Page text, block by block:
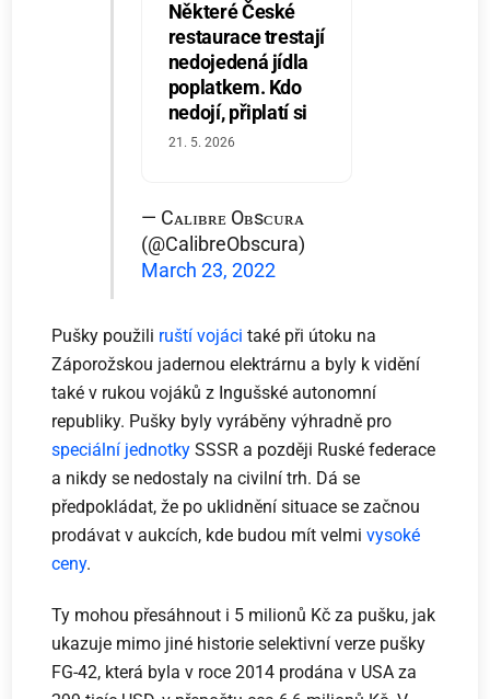
Některé České
restaurace trestají
nedojedená jídla
poplatkem. Kdo
nedojí, připlatí si
21. 5. 2026
— Cᴀʟɪʙʀᴇ Oʙsᴄᴜʀᴀ
(@CalibreObscura)
March 23, 2022
Pušky použili ruští vojáci také při útoku na
Záporožskou jadernou elektrárnu a byly k vidění
také v rukou vojáků z Ingušské autonomní
republiky. Pušky byly vyráběny výhradně pro
speciální jednotky SSSR a později Ruské federace
a nikdy se nedostaly na civilní trh. Dá se
předpokládat, že po uklidnění situace se začnou
prodávat v aukcích, kde budou mít velmivysoké
ceny.
Ty mohou přesáhnout i 5 milionů Kč za pušku, jak
ukazuje mimo jiné historie selektivní verze pušky
FG-42, která byla v roce 2014 prodána v USA za